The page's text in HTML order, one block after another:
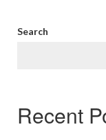
Search
Recent